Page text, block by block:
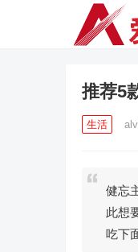
推荐5
生活
健忘
此想
吃下